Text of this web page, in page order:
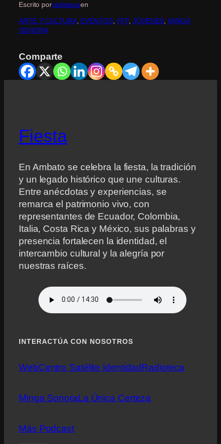
Escrito porradiotecaen
ARTE Y CULTURA, EVENTOS, FFF, JÓVENES MINGA
SONORA
Comparte
Fiesta
En Ambato se celebra la fiesta, la tradición
y un legado histórico que une culturas.
Entre anécdotas y experiencias, se
remarca el patrimonio vivo, con
representantes de Ecuador, Colombia,
Italia, Costa Rica y México, sus palabras y
presencia fortalecen la identidad, el
intercambio cultural y la alegría por
nuestras raíces.
INTERACTÚA CON NOSOTROS
WebCentro Satélite IdentidadRadioteca
Minga SonoraLa Única Certeza
Más Podcast